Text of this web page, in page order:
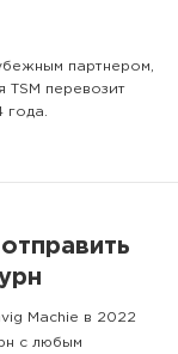
партнером,
TSM перевозит
года.
Machie в 2022
с любым